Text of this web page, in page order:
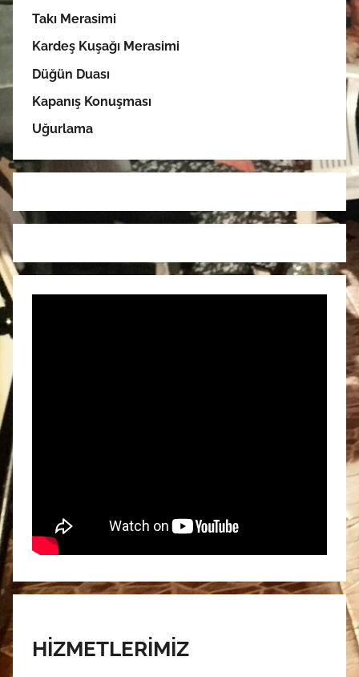
Takı Merasimi
Kardeş Kuşağı Merasimi
Düğün Duası
Kapanış Konuşması
Uğurlama
HİZMETLERİMİZ